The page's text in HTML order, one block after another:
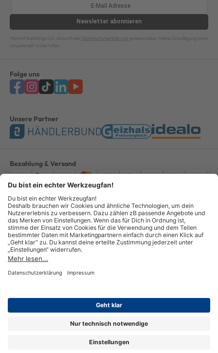
Newsletter abonnieren
Hiermit bestätige ich, dass ich die Datenschutzerklärung gelesen habe. Meine Einwilligung kann
ich jederzeit widerrufen.
Folge uns
Unsere Partner
Bezahlung & Versand
ImpressumAGBDatenschutzWiderruf Vertrag widerrufen
Alle Preise verstehen sich inkl. ges. MwSt. *Kostenloser Versand innerhalb
Deutschlands, bei Bestellungen ab 100,00 Euro.
© Copyright 2026 GOTOOLS GmbH - Alle Rechte vorbehalten. powered by
createyourtemplate